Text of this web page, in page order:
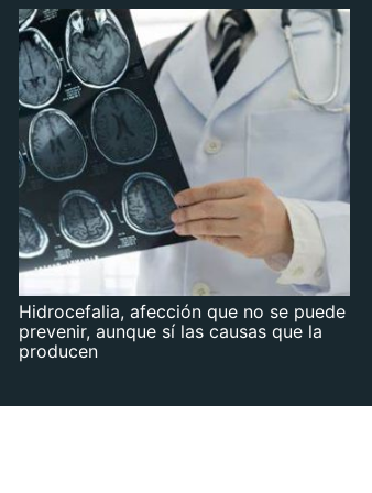
Hidrocefalia, afección que no se puede
prevenir, aunque sí las causas que la
producen